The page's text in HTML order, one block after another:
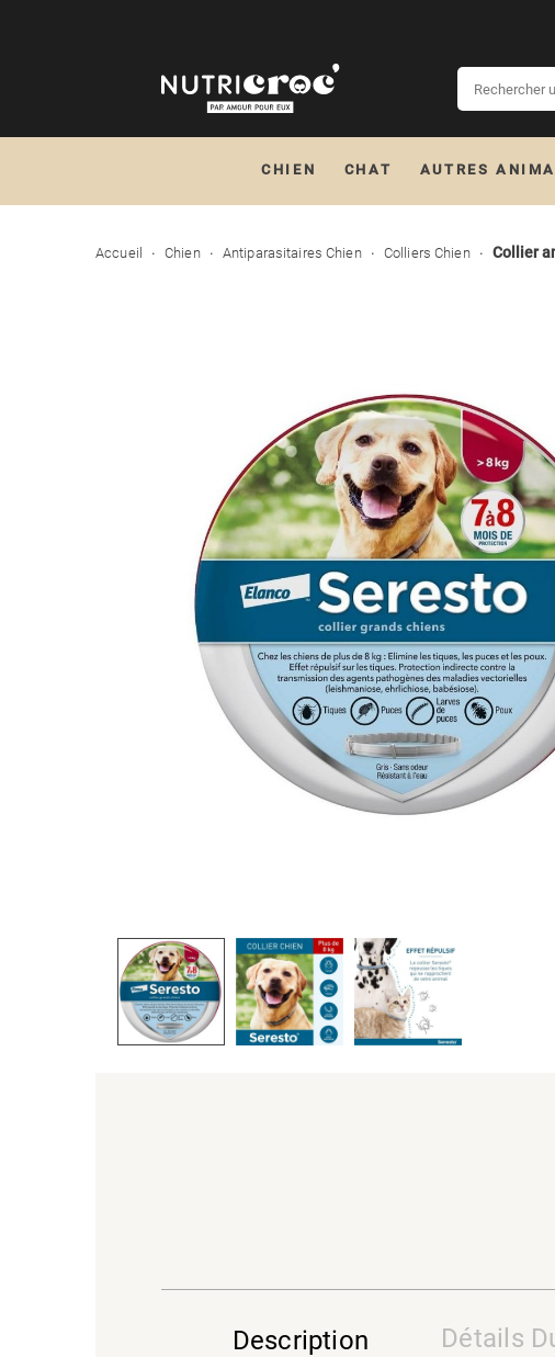
CHIEN CHAT AUTRES
Accueil Chien Antiparasitaires Chien Colliers Chien Collier
Description Détails